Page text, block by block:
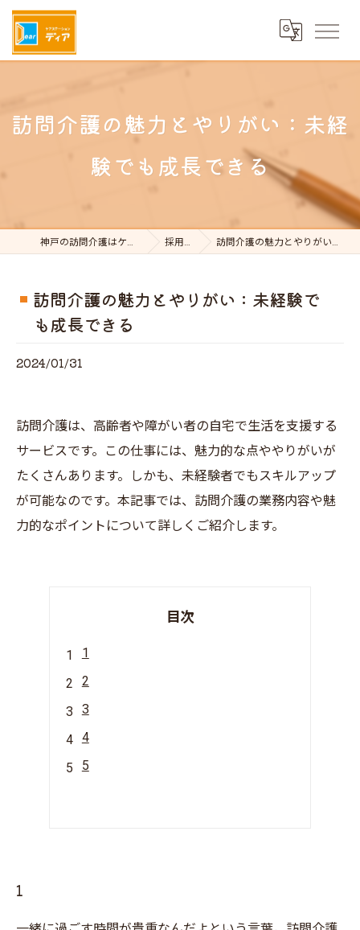
訪問介護の魅力とやりがい：未経
験でも成長できる
神戸の訪問介護はケアステーションDear 採用ブログ 訪問介護の魅力とやりがい：未経験でも成長できる
訪問介護の魅力とやりがい：未経験で
も成長できる
2024/01/31
訪問介護は、高齢者や障がい者の自宅で生活を支援する
サービスです。この仕事には、魅力的な点ややりがいが
たくさんあります。しかも、未経験者でもスキルアップ
が可能なのです。本記事では、訪問介護の業務内容や魅
力的なポイントについて詳しくご紹介します。
目次
1
2
3
4
5
1